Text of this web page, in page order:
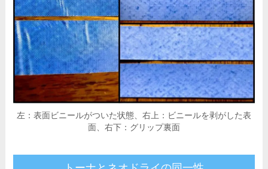
左：表面ビニールがついた状態、右上：ビニールを剥がした表
面、右下：グリップ裏面